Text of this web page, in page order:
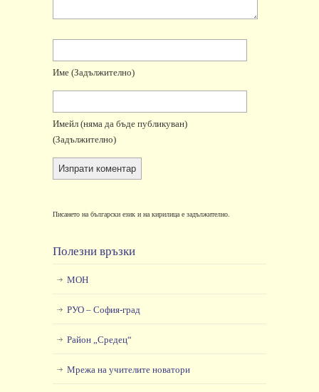
Име (задължително)
Имейл (няма да бъде публикуван)
(задължително)
Писането на български език и на кирилица е задължително.
Полезни връзки
МОН
РУО – София-град
Район „Средец“
Мрежа на учителите новатори